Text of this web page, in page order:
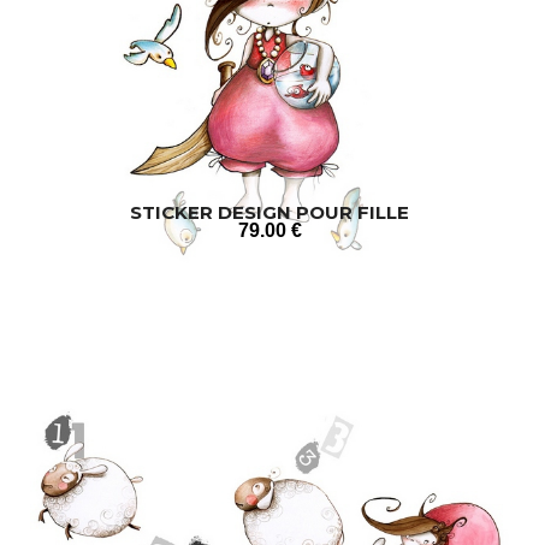
STICKER DESIGN POUR FILLE
79.00 €